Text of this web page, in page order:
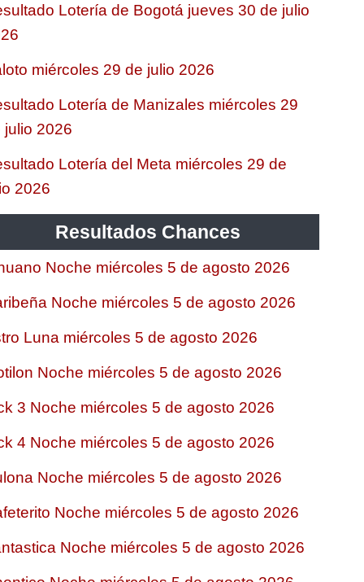
Lotería de Bogotá jueves 30 de julio
miércoles 29 de julio 2026
Lotería de Manizales miércoles 29
julio 2026
Lotería del Meta miércoles 29 de
2026
Resultados Chances
Noche miércoles 5 de agosto 2026
Noche miércoles 5 de agosto 2026
Luna miércoles 5 de agosto 2026
Noche miércoles 5 de agosto 2026
3 Noche miércoles 5 de agosto 2026
4 Noche miércoles 5 de agosto 2026
Noche miércoles 5 de agosto 2026
Noche miércoles 5 de agosto 2026
Noche miércoles 5 de agosto 2026